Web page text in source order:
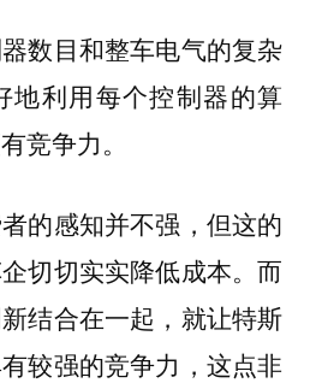
数目和整车电气的复杂
地利用每个控制器的算
竞争力。
的感知并不强，但这的
切切实实降低成本。而
结合在一起，就让特斯
较强的竞争力，这点非